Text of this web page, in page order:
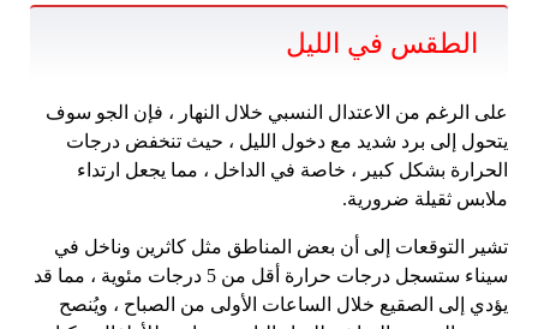
الطقس في الليل
على الرغم من الاعتدال النسبي خلال النهار ، فإن الجو سوف
يتحول إلى برد شديد مع دخول الليل ، حيث تنخفض درجات
الحرارة بشكل كبير ، خاصة في الداخل ، مما يجعل ارتداء
ملابس ثقيلة ضرورية.
تشير التوقعات إلى أن بعض المناطق مثل كاثرين وناخل في
سيناء ستسجل درجات حرارة أقل من 5 درجات مئوية ، مما قد
يؤدي إلى الصقيع خلال الساعات الأولى من الصباح ، ويُنصح